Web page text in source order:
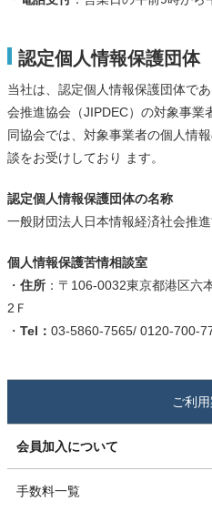
認定個人情報保護団体
当社は、認定個人情報保護団体で
会推進協会（JIPDEC）の対象事業
同協会では、対象事業者の個人情
談をお受けしており ます。
認定個人情報保護団体の名称
一般財団法人日本情報経済社会推進
個人情報保護苦情相談室
・ 住所：〒106-0032東京都港区六
2Ｆ
・ Tel： 03-5860-7565/ 0120-700-
ご利
会員加入について
手数料一覧